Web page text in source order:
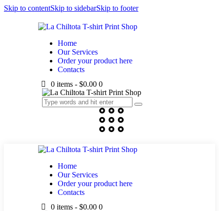
Skip to contentSkip to sidebarSkip to footer
Home
Our Services
Order your product here
Contacts
0 items - $0.00 0
Home
Our Services
Order your product here
Contacts
0 items - $0.00 0